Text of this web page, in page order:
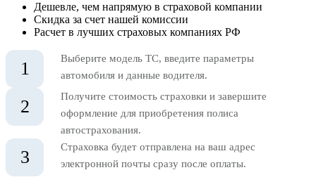
Дешевле, чем напрямую в страховой компании
Скидка за счет нашей комиссии
Расчет в лучших страховых компаниях РФ
1
Выберите модель ТС, введите параметры
автомобиля и данные водителя.
2
Получите стоимость страховки и завершите
оформление для приобретения полиса
автострахования.
3
Страховка будет отправлена на ваш адрес
электронной почты сразу после оплаты.